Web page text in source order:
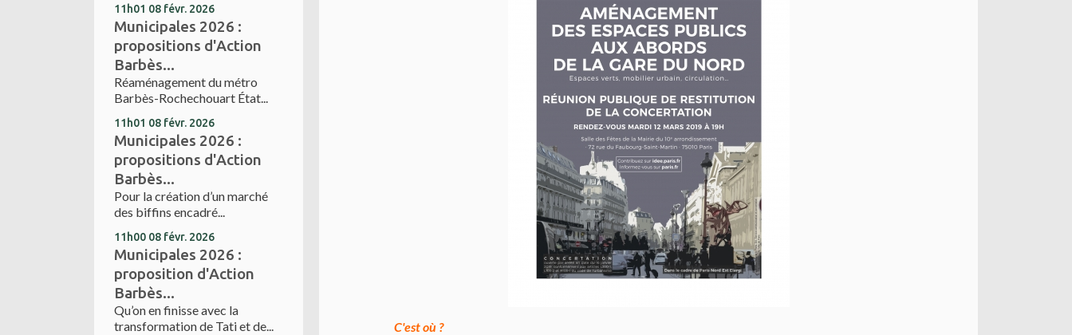
11h01 08 févr. 2026
Municipales 2026 :
propositions d'Action
Barbès...
Réaménagement du métro
Barbès-Rochechouart État...
11h01 08 févr. 2026
Municipales 2026 :
propositions d'Action
Barbès...
Pour la création d’un marché
des biffins encadré...
11h00 08 févr. 2026
Municipales 2026 :
proposition d'Action
Barbès...
Qu’on en finisse avec la
transformation de Tati et de...
C'est où ?